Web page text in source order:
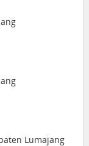
Lumajang